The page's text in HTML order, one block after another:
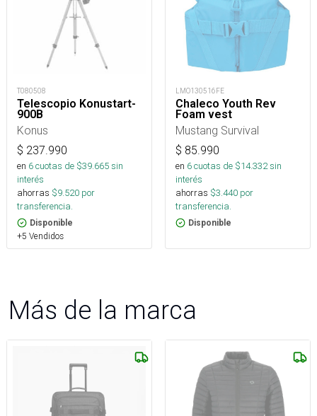
T080508
Telescopio Konustart-
900B
Konus
$ 237.990
en 6cuotas de $39.665sin
interés
ahorras $9.520 por
transferencia.
Disponible
+5 Vendidos
LMO130516FE
Chaleco Youth Rev
Foam vest
Mustang Survival
$ 85.990
en 6cuotas de $14.332sin
interés
ahorras $3.440 por
transferencia.
Disponible
Más de la marca